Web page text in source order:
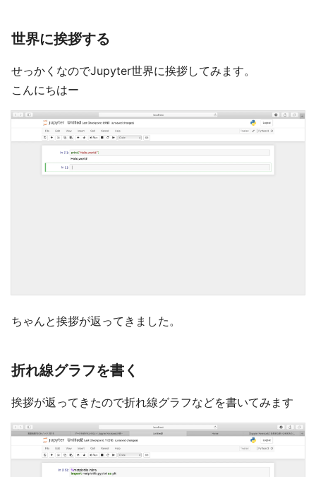
世界に挨拶する
せっかくなのでJupyter世界に挨拶してみます。
こんにちはー
ちゃんと挨拶が返ってきました。
折れ線グラフを書く
挨拶が返ってきたので折れ線グラフなどを書いてみます